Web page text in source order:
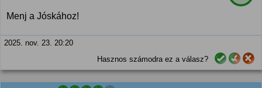
Menj a Jóskához!
2025. nov. 23. 20:20
Hasznos számodra ez a válasz?